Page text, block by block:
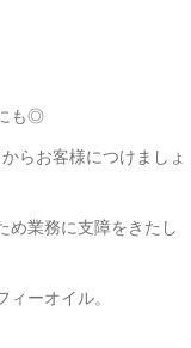
も◎
らお客様につけましょ
め業務に支障をきたし
ーオイル。